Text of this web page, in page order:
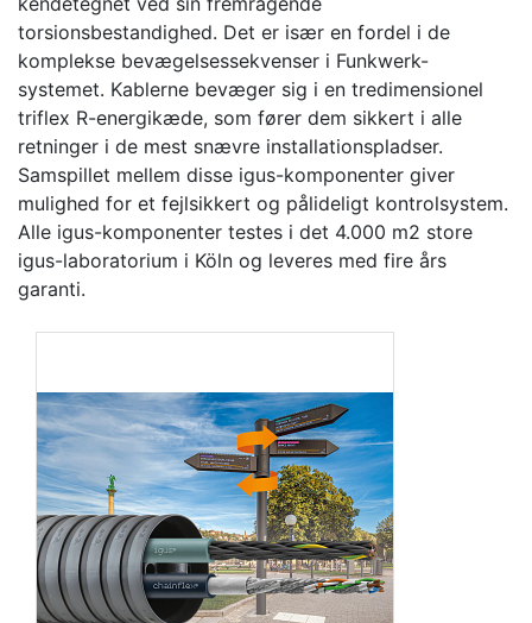
torsionsbestandighed. Det er især en fordel i de
komplekse bevægelsessekvenser i Funkwerk-
systemet. Kablerne bevæger sig i en tredimensionel
triflex R-energikæde, som fører dem sikkert i alle
retninger i de mest snævre installationspladser.
Samspillet mellem disse igus-komponenter giver
mulighed for et fejlsikkert og pålideligt kontrolsystem.
Alle igus-komponenter testes i det 4.000 m2 store
igus-laboratorium i Köln og leveres med fire års
garanti.